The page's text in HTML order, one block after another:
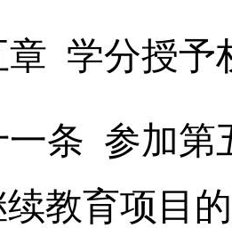
学分授予
条 参加第
续教育项目